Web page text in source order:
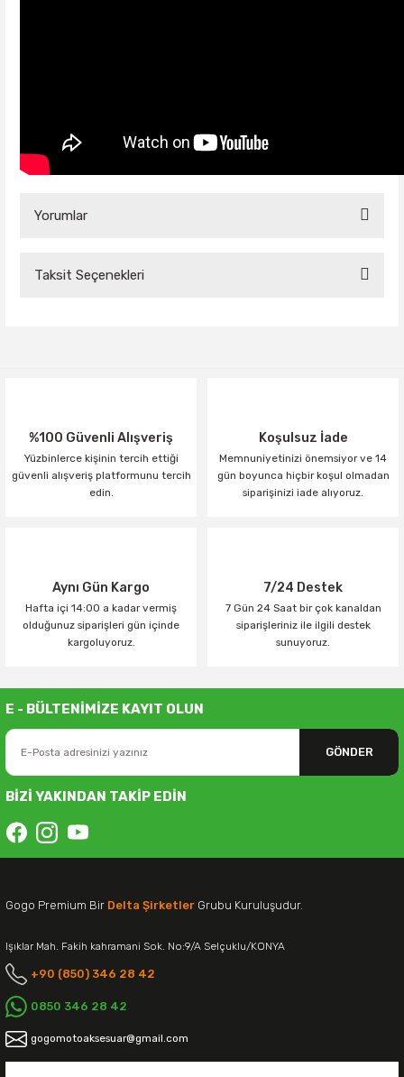
Yorumlar
Taksit Seçenekleri
%100 Güvenli Alışveriş
Yüzbinlerce kişinin tercih ettiği
güvenli alışveriş platformunu tercih
edin.
Koşulsuz İade
Memnuniyetinizi önemsiyor ve 14
gün boyunca hiçbir koşul olmadan
siparişinizi iade alıyoruz.
Aynı Gün Kargo
Hafta içi 14:00 a kadar vermiş
olduğunuz siparişleri gün içinde
kargoluyoruz.
7/24 Destek
7 Gün 24 Saat bir çok kanaldan
siparişleriniz ile ilgili destek
sunuyoruz.
E - BÜLTENİMİZE KAYIT OLUN
GÖNDER
BİZİ YAKINDAN TAKİP EDİN
Gogo Premium Bir Delta Şirketler Grubu Kuruluşudur.
Işıklar Mah. Fakih kahramani Sok. No:9/A Selçuklu/KONYA
+90 (850) 346 28 42
0850 346 28 42
gogomotoaksesuar@gmail.com